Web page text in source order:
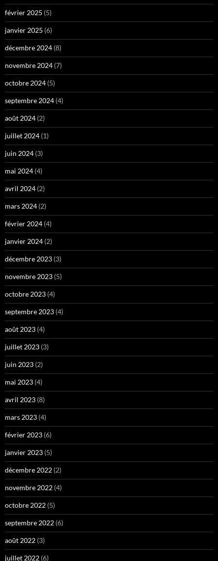
février 2025 (5)
janvier 2025 (6)
décembre 2024 (8)
novembre 2024 (7)
octobre 2024 (5)
septembre 2024 (4)
août 2024 (2)
juillet 2024 (1)
juin 2024 (3)
mai 2024 (4)
avril 2024 (2)
mars 2024 (2)
février 2024 (4)
janvier 2024 (2)
décembre 2023 (3)
novembre 2023 (5)
octobre 2023 (4)
septembre 2023 (4)
août 2023 (4)
juillet 2023 (3)
juin 2023 (2)
mai 2023 (4)
avril 2023 (8)
mars 2023 (4)
février 2023 (6)
janvier 2023 (5)
décembre 2022 (2)
novembre 2022 (4)
octobre 2022 (5)
septembre 2022 (6)
août 2022 (3)
juillet 2022 (6)